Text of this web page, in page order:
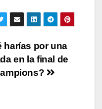
harías por una
en la final de